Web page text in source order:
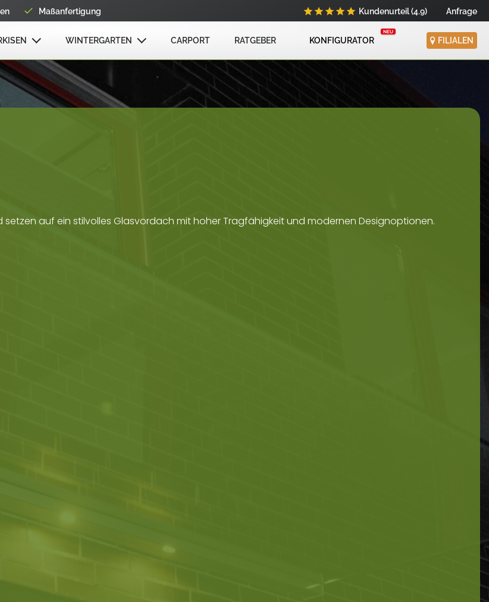
Maßanfertigung Kundenurteil (4.9) Anfrage
WINTERGARTEN CARPORT RATGEBER KONFIGURATOR FILIALEN
setzen auf ein stilvolles Glasvordach mit hoher Tragfähigkeit und modernen Designoptionen.